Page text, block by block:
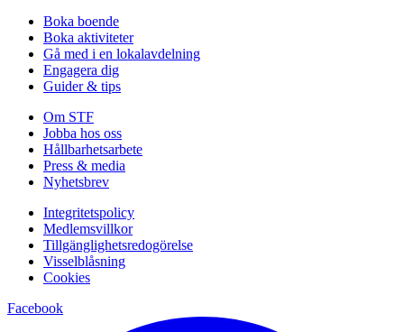
Boka boende
Boka aktiviteter
Gå med i en lokalavdelning
Engagera dig
Guider & tips
Om STF
Jobba hos oss
Hållbarhetsarbete
Press & media
Nyhetsbrev
Integritetspolicy
Medlemsvillkor
Tillgänglighetsredogörelse
Visselblåsning
Cookies
Facebook